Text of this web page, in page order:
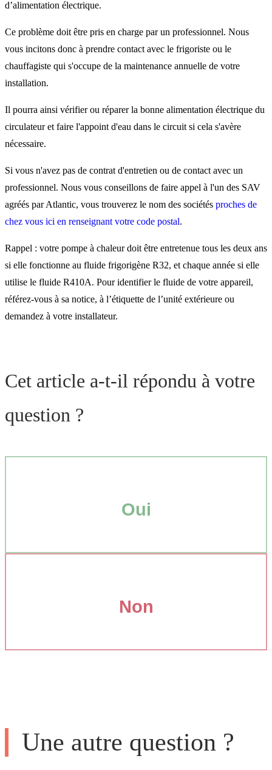
d’alimentation électrique.
Ce problème doit être pris en charge par un professionnel. Nous
vous incitons donc à prendre contact avec le frigoriste ou le
chauffagiste qui s'occupe de la maintenance annuelle de votre
installation.
Il pourra ainsi vérifier ou réparer la bonne alimentation électrique du
circulateur et faire l'appoint d'eau dans le circuit si cela s'avère
nécessaire.
Si vous n'avez pas de contrat d'entretien ou de contact avec un
professionnel. Nous vous conseillons de faire appel à l'un des SAV
agréés par Atlantic, vous trouverez le nom des sociétés proches de
chez vous ici en renseignant votre code postal.
Rappel : votre pompe à chaleur doit être entretenue tous les deux ans
si elle fonctionne au fluide frigorigène R32, et chaque année si elle
utilise le fluide R410A. Pour identifier le fluide de votre appareil,
référez-vous à sa notice, à l’étiquette de l’unité extérieure ou
demandez à votre installateur.
Cet article a-t-il répondu à votre
question ?
Oui
Non
Une autre question ?